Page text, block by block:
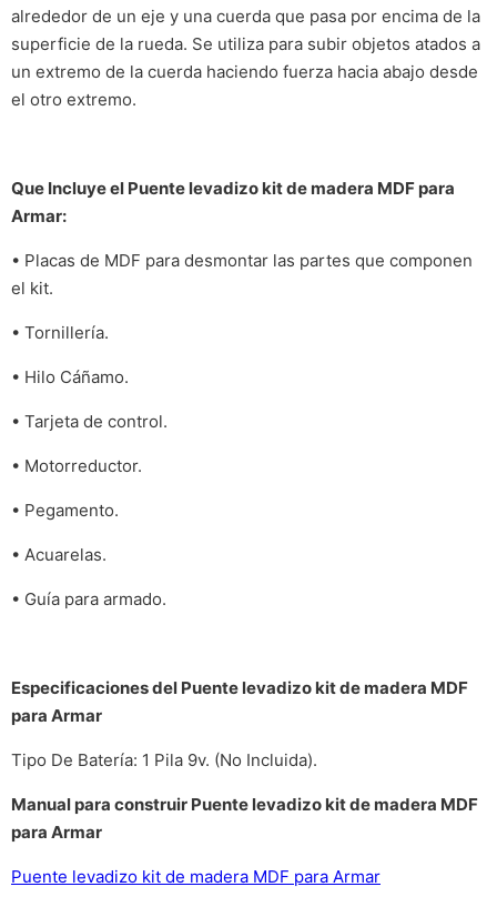
alrededor de un eje y una cuerda que pasa por encima de la
superficie de la rueda. Se utiliza para subir objetos atados a
un extremo de la cuerda haciendo fuerza hacia abajo desde
el otro extremo.
Que Incluye el Puente levadizo kit de madera MDF para
Armar:
• Placas de MDF para desmontar las partes que componen
el kit.
• Tornillería.
• Hilo Cáñamo.
• Tarjeta de control.
• Motorreductor.
• Pegamento.
• Acuarelas.
• Guía para armado.
Especificaciones del Puente levadizo kit de madera MDF
para Armar
Tipo De Batería: 1 Pila 9v. (No Incluida).
Manual para construir Puente levadizo kit de madera MDF
para Armar
Puente levadizo kit de madera MDF para Armar